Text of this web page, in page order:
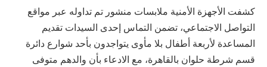
كشفت الأجهزة الأمنية ملابسات منشور تم تداوله عبر مواقع
التواصل الاجتماعي، تضمن التماس إحدى السيدات تقديم
المساعدة لأربعة أطفال بلا مأوى يتواجدون بأحد شوارع دائرة
قسم شرطة حلوان بالقاهرة، مع الادعاء بأن والدهم متوفى